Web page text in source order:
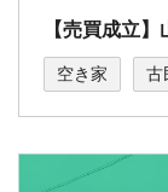
【売買成立
空き家 古